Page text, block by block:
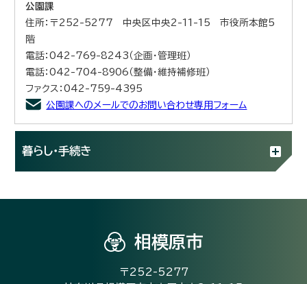
公園課
住所：〒252-5277 中央区中央2-11-15 市役所本館5
階
電話：042-769-8243（企画・管理班）
電話：042-704-8906（整備・維持補修班）
ファクス：042-759-4395
公園課へのメールでのお問い合わせ専用フォーム
暮らし・手続き
相模原市
〒252-5277